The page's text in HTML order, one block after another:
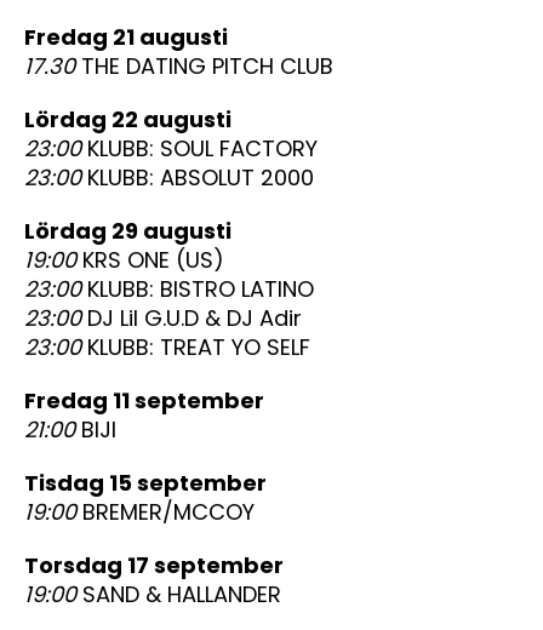
fredag 21 augusti
17.30THE DATING PITCH CLUB
lördag 22 augusti
23:00KLUBB: SOUL FACTORY
23:00KLUBB: ABSOLUT 2000
lördag 29 augusti
19:00KRS ONE (US)
23:00KLUBB: BISTRO LATINO
23:00DJ Lil G.U.D & DJ Adir
23:00KLUBB: TREAT YO SELF
fredag 11 september
21:00BIJI
tisdag 15 september
19:00BREMER/MCCOY
torsdag 17 september
19:00SAND & HALLANDER